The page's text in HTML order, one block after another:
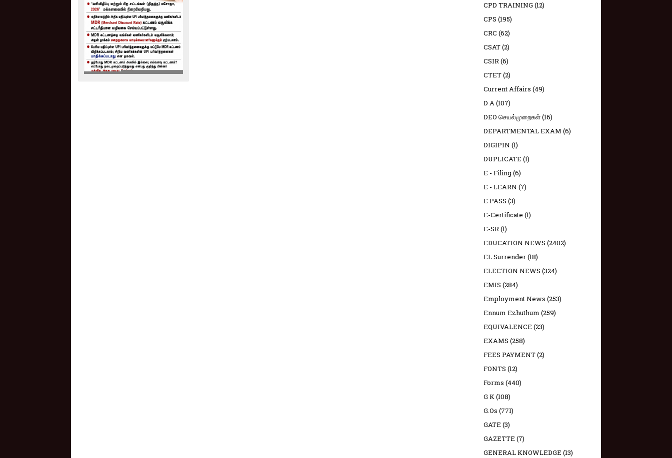
CPD TRAINING (12)
CPS (195)
CRC (62)
CSAT(2)
CSIR(6)
CTET(2)
Current Affairs (49)
D A(107)
DEO செயல்முறைகள்(16)
DEPARTMENTAL EXAM (6)
DIGIPIN (1)
DUPLICATE (1)
E - Filing(6)
E - LEARN (7)
E PASS (3)
E-Certificate (1)
E-SR(1)
EDUCATION NEWS (2402)
EL Surrender(18)
ELECTION NEWS (324)
EMIS (284)
Employment News (253)
Ennum Ezhuthum (259)
EQUIVALENCE (23)
EXAMS (258)
FEES PAYMENT(2)
FONTS (12)
Forms (440)
G K(108)
G.Os (771)
GATE (3)
GAZETTE (7)
GENERAL KNOWLEDGE (13)